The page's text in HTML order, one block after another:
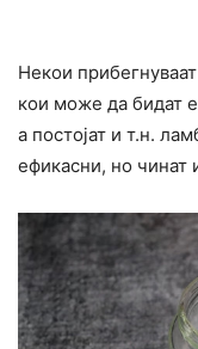
Некои
кои може да бидат
а постојат и т.н.
ефикасни, но чинат